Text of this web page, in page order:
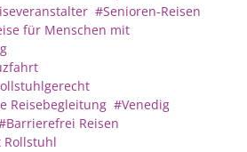
#Senioren-Reisen
für Menschen mit
Reisebegleitung #Venedig
Reisen